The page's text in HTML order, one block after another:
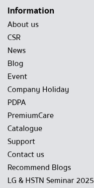
Information
About us
CSR
News
Blog
Event
Company Holiday
PDPA
PremiumCare
Catalogue
Support
Contact us
Recommend Blogs
LG & HSTN Seminar 2025